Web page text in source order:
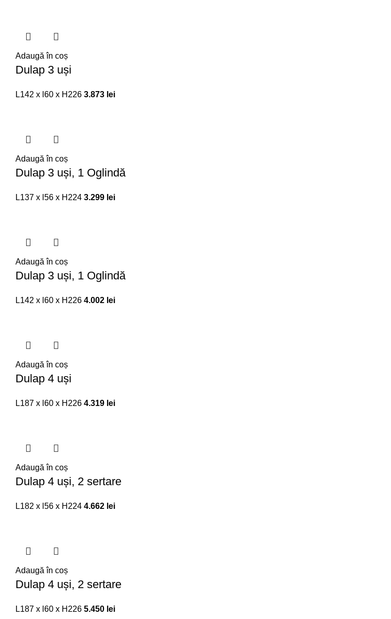
Adaugă în coș
Dulap 3 uși
L142 x l60 x H226 3.873 lei
Adaugă în coș
Dulap 3 uși, 1 Oglindă
L137 x l56 x H224 3.299 lei
Adaugă în coș
Dulap 3 uși, 1 Oglindă
L142 x l60 x H226 4.002 lei
Adaugă în coș
Dulap 4 uși
L187 x l60 x H226 4.319 lei
Adaugă în coș
Dulap 4 uși, 2 sertare
L182 x l56 x H224 4.662 lei
Adaugă în coș
Dulap 4 uși, 2 sertare
L187 x l60 x H226 5.450 lei